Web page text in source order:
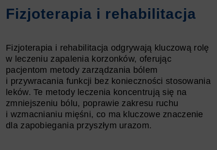
Fizjoterapia i rehabilitacja
Fizjoterapia i rehabilitacja odgrywają kluczową rolę
w leczeniu zapalenia korzonków, oferując
pacjentom metody zarządzania bólem
i przywracania funkcji bez konieczności stosowania
leków. Te metody leczenia koncentrują się na
zmniejszeniu bólu, poprawie zakresu ruchu
i wzmacnianiu mięśni, co ma kluczowe znaczenie
dla zapobiegania przyszłym urazom.